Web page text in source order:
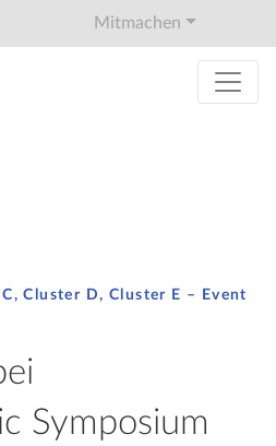
Mitmachen
Cluster D, Cluster E – Event
Symposium